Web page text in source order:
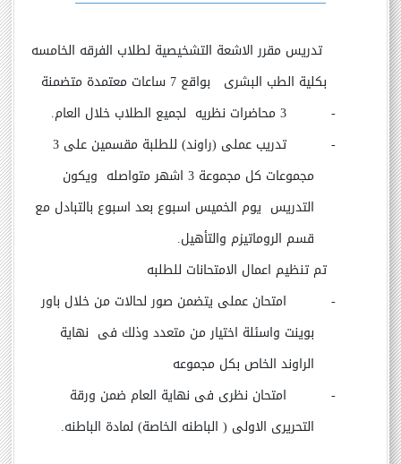
تدريس مقرر الاشعة التشخيصية لطلاب الفرقه الخامسه
بكلية الطب البشرى بواقع 7 ساعات معتمدة متضمنة
-
3 محاضرات نظريه لجميع الطلاب خلال العام.
-
تدريب عملى (راوند) للطلبة مقسمين على 3
مجموعات كل مجموعة 3 اشهر متواصله ويكون
التدريس يوم الخميس اسبوع بعد اسبوع بالتبادل مع
قسم الروماتيزم والتأهيل.
تم تنظيم اعمال الامتحانات للطلبه
-
امتحان عملى يتضمن صور لحالات من خلال باور
بوينت واسئلة اختيار من متعدد وذلك فى نهاية
الراوند الخاص بكل مجموعه
-
امتحان نظرى فى نهاية العام ضمن ورقة
التحريرى الاولى ( الباطنه الخاصة) لمادة الباطنه.